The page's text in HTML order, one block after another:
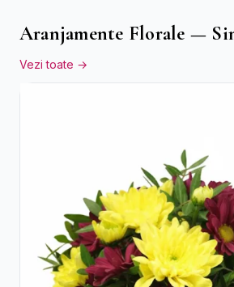
Aranjamente Florale —
Vezi toate →